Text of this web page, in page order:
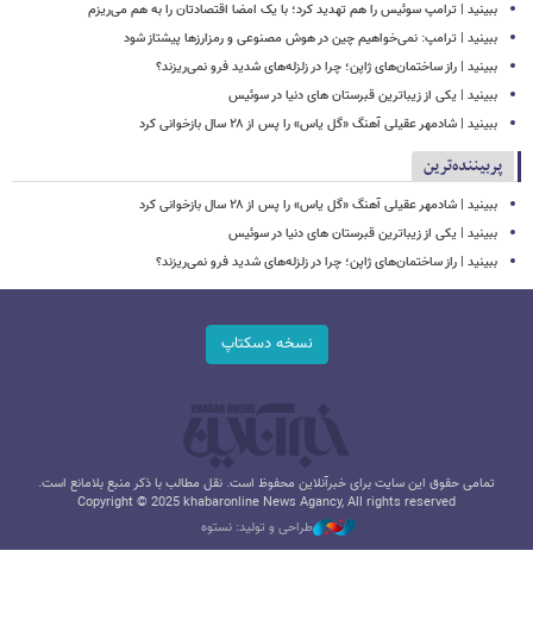
ببینید | ترامپ سوئیس را هم تهدید کرد؛ با یک امضا اقتصادتان را به هم می‌ریزم
ببینید | ترامپ: نمی‌خواهیم چین در هوش مصنوعی و رمزارزها پیشتاز شود
ببینید | راز ساختمان‌های ژاپن؛ چرا در زلزله‌های شدید فرو نمی‌ریزند؟
ببینید | یکی از زیباترین قبرستان های دنیا در سوئیس
ببینید | شادمهر عقیلی آهنگ «گل یاس» را پس از ۲۸ سال بازخوانی کرد
پربیننده‌ترین
ببینید | شادمهر عقیلی آهنگ «گل یاس» را پس از ۲۸ سال بازخوانی کرد
ببینید | یکی از زیباترین قبرستان های دنیا در سوئیس
ببینید | راز ساختمان‌های ژاپن؛ چرا در زلزله‌های شدید فرو نمی‌ریزند؟
نسخه دسکتاپ
تمامی حقوق این سایت برای خبرآنلاین محفوظ است. نقل مطالب با ذکر منبع بلامانع است.
Copyright © 2025 khabaronline News Agancy, All rights reserved
طراحی و تولید: نستوه